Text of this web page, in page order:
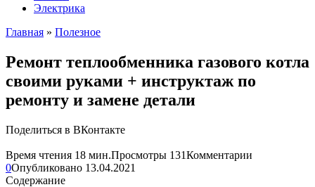
Электрика
Главная » Полезное
Ремонт теплообменника газового котла
своими руками + инструктаж по
ремонту и замене детали
Поделиться в ВКонтакте
Время чтения 18 мин.Просмотры 131Комментарии
0Опубликовано 13.04.2021
Содержание